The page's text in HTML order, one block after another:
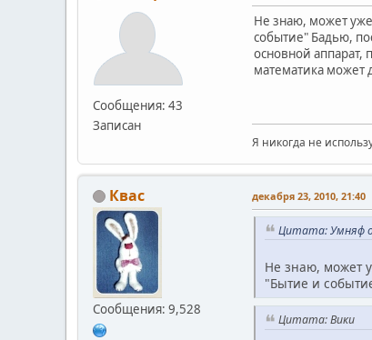
Сообщения: 43
Записан
Не знаю, может
событие" Бадью,
основной аппарат,
математика может
Я никогда не
Квас
Сообщения: 9,528
декабря 23, 2010, 21:40
Цитата: Умняф
Не знаю, может
"Бытие и
Цитата: Вики